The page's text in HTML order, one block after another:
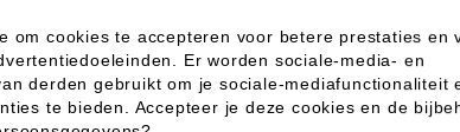
producten uit dezelfde
om cookies te accepteren voor betere prestaties en
Er worden sociale-media- en
derden gebruikt om je sociale-mediafunctionaliteit
te bieden. Accepteer je deze cookies en de